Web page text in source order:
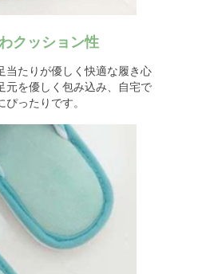
クッション性
当たりが優しく快適な履き心
元を優しく包み込み、自宅で
ったりです。